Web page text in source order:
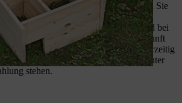
Ihr Igelhäuschen zu bauen, suchen Sie
Platz, an dem Sie es aufstellen können.
am besten auf eine Erhöhung. So wird bei
Schneefall kein Wasser in die Unterkunft
sich ausreichend erholt und nicht vorzeitig
sollte der Unterschlupf nicht unter
stehen.